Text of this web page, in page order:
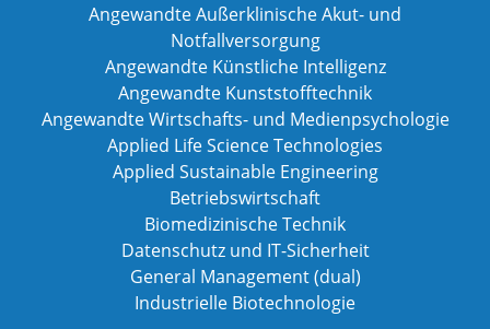
Angewandte Außerklinische Akut- und
Notfallversorgung
Angewandte Künstliche Intelligenz
Angewandte Kunststofftechnik
Angewandte Wirtschafts- und Medienpsychologie
Applied Life Science Technologies
Applied Sustainable Engineering
Betriebswirtschaft
Biomedizinische Technik
Datenschutz und IT-Sicherheit
General Management (dual)
Industrielle Biotechnologie